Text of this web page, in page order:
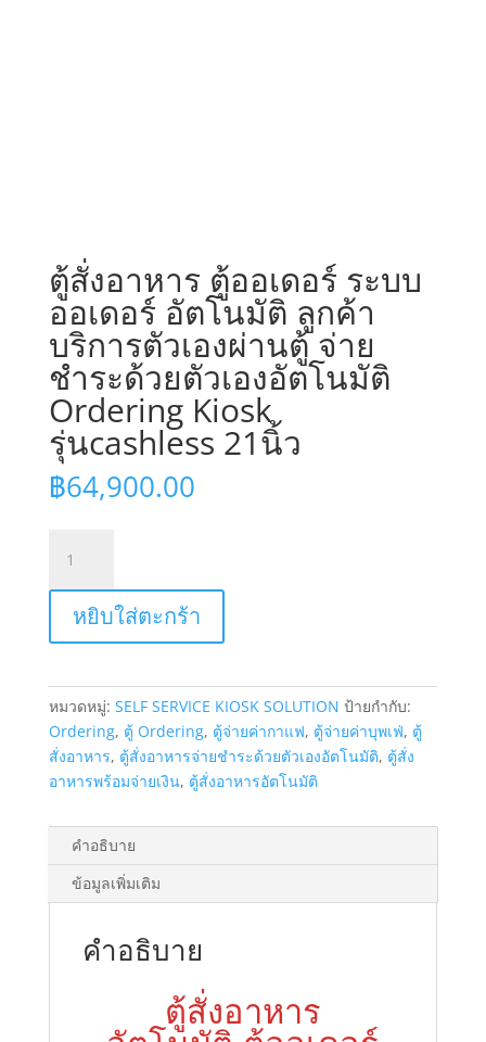
ตู้สั่งอาหาร ตู้ออเดอร์ ระบบ
ออเดอร์ อัตโนมัติ ลูกค้า
บริการตัวเองผ่านตู้ จ่าย
ชำระด้วยตัวเองอัตโนมัติ
Ordering Kiosk
รุ่นcashless 21นิ้ว
฿64,900.00
สั่ง
อาหาร
ตู้
เด
อร์
ระบบ
ออ
เด
อัตโนมัติ
ลูกค้า
บริการ
หยิบใส่ตะกร้า
หมวดหมู่: SELF SERVICE KIOSK SOLUTION ป้ายกำกับ:
Ordering, ตู้ Ordering, ตู้จ่ายค่ากาแฟ, ตู้จ่ายค่าบุพเฟ่, ตู้
สั่งอาหาร, ตู้สั่งอาหารจ่ายชำระด้วยตัวเองอัตโนมัติ, ตู้สั่ง
อาหารพร้อมจ่ายเงิน, ตู้สั่งอาหารอัตโนมัติ
คำอธิบาย
ข้อมูลเพิ่มเติม
คำอธิบาย
ตู้สั่งอาหาร